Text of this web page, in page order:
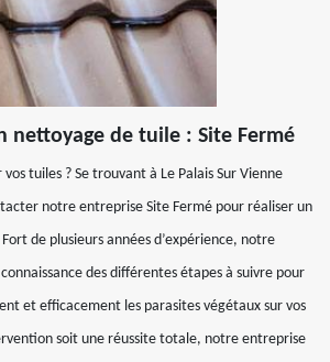
nettoyage de tuile : Site Fermé
tuiles ? Se trouvant à Le Palais Sur Vienne
notre entreprise Site Fermé pour réaliser un
de plusieurs années d’expérience, notre
des différentes étapes à suivre pour
et efficacement les parasites végétaux sur vos
soit une réussite totale, notre entreprise